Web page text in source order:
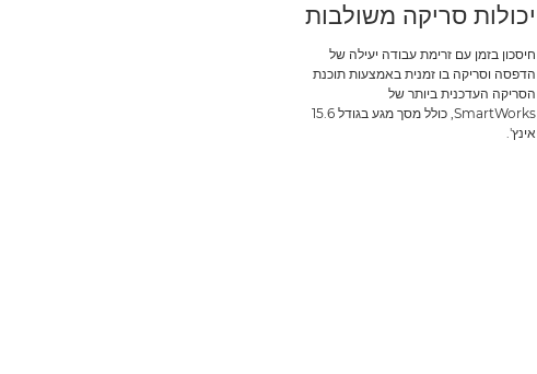
יכולות סריקה משולבות
חיסכון בזמן עם זרימת עבודה יעילה של
הדפסה וסריקה בו זמנית באמצעות תוכנת
הסריקה העדכנית ביותר של
SmartWorks, כולל מסך מגע בגודל 15.6
אינץ'.